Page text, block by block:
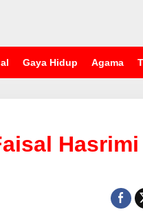
Gaya Hidup Agama
Hasrimi